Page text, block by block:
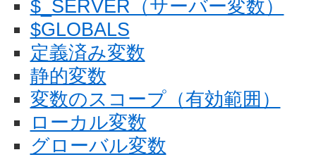
$_SERVER（サーバー変数）
$GLOBALS
定義済み変数
静的変数
変数のスコープ（有効範囲）
ローカル変数
グローバル変数